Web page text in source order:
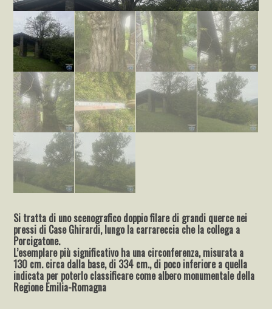
Si tratta di uno scenografico doppio filare di grandi querce nei
pressi di Case Ghirardi, lungo la carrareccia che la collega a
Porcigatone.
L’esemplare più significativo ha una circonferenza, misurata a
130 cm. circa dalla base, di 334 cm., di poco inferiore a quella
indicata per poterlo classificare come albero monumentale della
Regione Emilia-Romagna